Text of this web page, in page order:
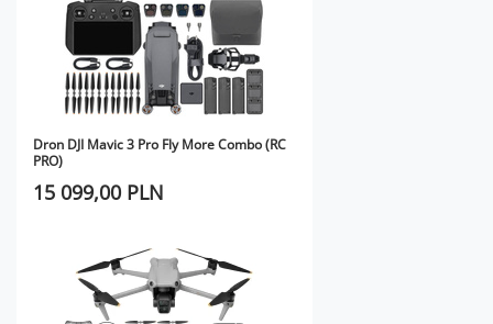
Dron DJI Mavic 3 Pro Fly More Combo (RC
PRO)
15 099,00 PLN